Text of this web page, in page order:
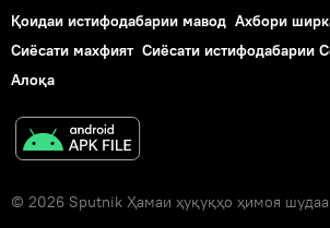
Қоидаи истифодабарии мавод Ахбори
Сиёсати махфият Сиёсати истифодабарии
Алоқа
© 2026 Sputnik Ҳамаи ҳуқуқҳо ҳимоя